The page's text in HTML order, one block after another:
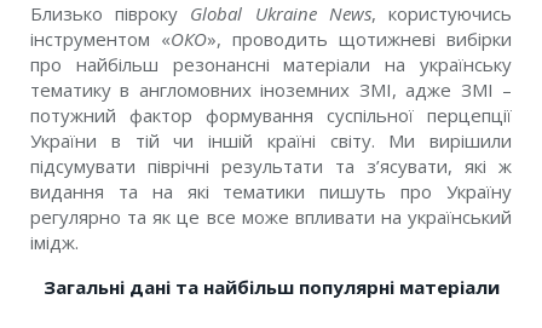
Близько півроку Global Ukraine News, користуючись
інструментом «ОКО», проводить щотижневі вибірки
про найбільш резонансні матеріали на українську
тематику в англомовних іноземних ЗМІ, адже ЗМІ –
потужний фактор формування суспільної перцепції
України в тій чи іншій країні світу. Ми вирішили
підсумувати піврічні результати та з’ясувати, які ж
видання та на які тематики пишуть про Україну
регулярно та як це все може впливати на український
імідж.
Загальні дані та найбільш популярні матеріали